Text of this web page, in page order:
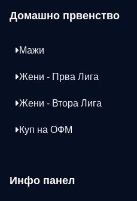
Домашно првенство
Мажи
Жени - Прва Лига
Жени - Втора Лига
Куп на ОФМ
Инфо панел